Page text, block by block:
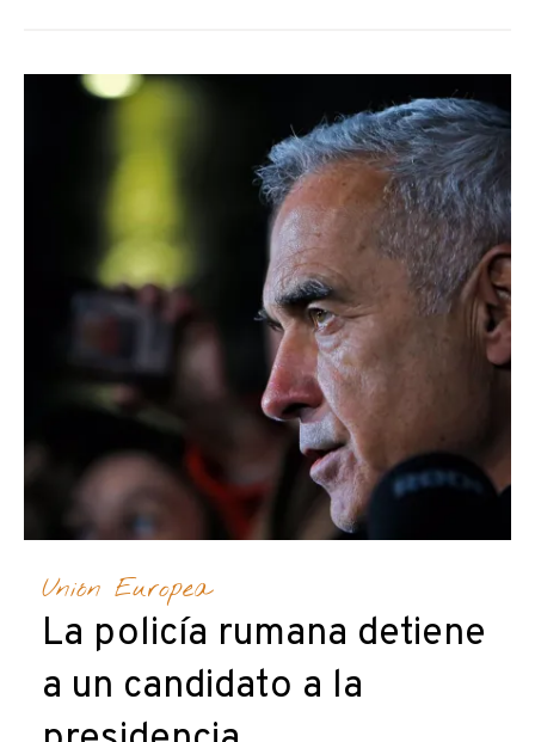
Unión Europea
La policía rumana detiene
a un candidato a la